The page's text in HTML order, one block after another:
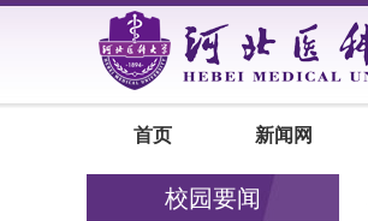
首页 新闻网
校园要闻